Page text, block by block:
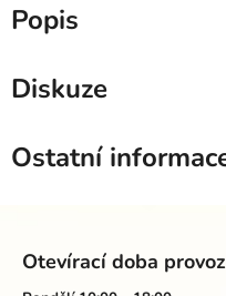
Popis
Diskuze
Ostatní
Otevírací doba